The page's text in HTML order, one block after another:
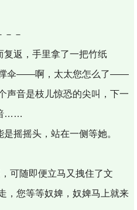
－－
复返，手里拿了一把竹纸
撑伞——啊，太太您怎么了——
音是枝儿惊恐的尖叫，下一
……
摇摇头，站在一侧等她。
可随即便立马又拽住了文
，您等等奴婢，奴婢马上就来